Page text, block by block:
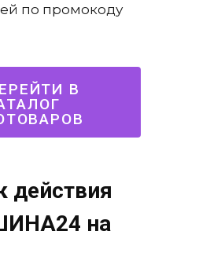
по промокоду
В
действия
на